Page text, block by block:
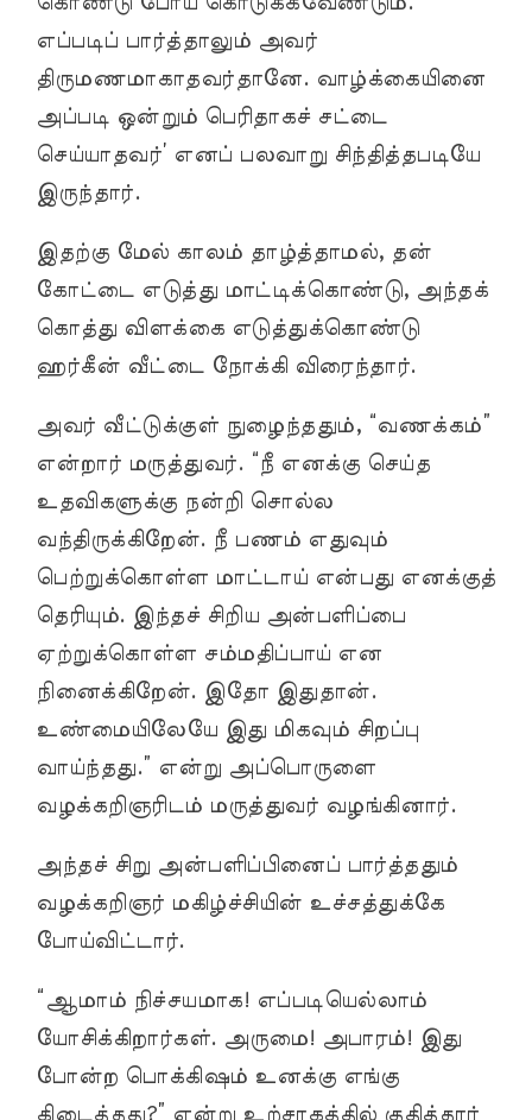
எப்படிப் பார்த்தாலும் அவர்
திருமணமாகாதவர்தானே. வாழ்க்கையினை
அப்படி ஒன்றும் பெரிதாகச் சட்டை
செய்யாதவர்’ எனப் பலவாறு சிந்தித்தபடியே
இருந்தார்.
இதற்கு மேல் காலம் தாழ்த்தாமல், தன்
கோட்டை எடுத்து மாட்டிக்கொண்டு, அந்தக்
கொத்து விளக்கை எடுத்துக்கொண்டு
ஹர்கீன் வீட்டை நோக்கி விரைந்தார்.
அவர் வீட்டுக்குள் நுழைந்ததும், “வணக்கம்”
என்றார் மருத்துவர். “நீ எனக்கு செய்த
உதவிகளுக்கு நன்றி சொல்ல
வந்திருக்கிறேன். நீ பணம் எதுவும்
பெற்றுக்கொள்ள மாட்டாய் என்பது எனக்குத்
தெரியும். இந்தச் சிறிய அன்பளிப்பை
ஏற்றுக்கொள்ள சம்மதிப்பாய் என
நினைக்கிறேன். இதோ இதுதான்.
உண்மையிலேயே இது மிகவும் சிறப்பு
வாய்ந்தது.” என்று அப்பொருளை
வழக்கறிஞரிடம் மருத்துவர் வழங்கினார்.
அந்தச் சிறு அன்பளிப்பினைப் பார்த்ததும்
வழக்கறிஞர் மகிழ்ச்சியின் உச்சத்துக்கே
போய்விட்டார்.
“ஆமாம் நிச்சயமாக! எப்படியெல்லாம்
யோசிக்கிறார்கள். அருமை! அபாரம்! இது
போன்ற பொக்கிஷம் உனக்கு எங்கு
கிடைத்தது?” என்று உற்சாகத்தில் குதித்தார்